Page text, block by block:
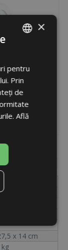
x 14 cm
ENGLISH
×
pentru
Prin
de
Află
De